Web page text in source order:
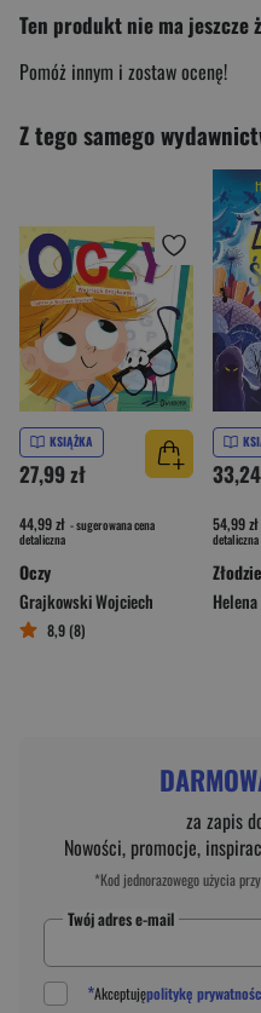
Ten produkt nie ma jeszcze
Pomóż innym i zostaw ocenę!
Z tego samego
KSIĄŻKA
27,99 zł
44,99 zł - sugerowana cena
detaliczna
Oczy
Grajkowski Wojciech
8,9 (8)
54,99 zł
detaliczna
za zapis
Nowości, promocje,
*Kod jednorazowego użycia
Twój adres e-mail
*Akceptujępolitykę